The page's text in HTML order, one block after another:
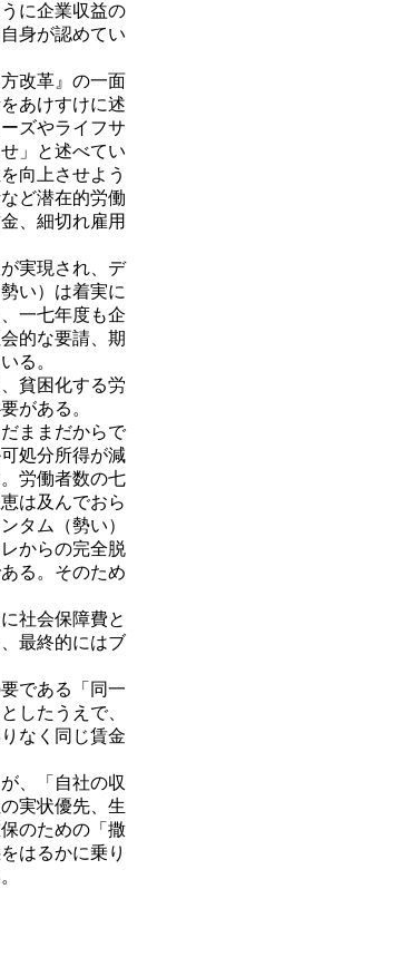
に企業収益の
身が認めてい
改革』の一面
あけすけに述
ズやライフサ
」と述べてい
向上させよう
ど潜在的労働
、細切れ雇用
実現され、デ
い）は着実に
一七年度も企
的な要請、期
る。
貧困化する労
がある。
ままだからで
処分所得が減
労働者数の七
は及んでおら
タム（勢い）
からの完全脱
る。そのため
社会保障費と
最終的にはブ
である「同一
したうえで、
なく同じ賃金
、「自社の収
実状優先、生
のための「撒
はるかに乗り